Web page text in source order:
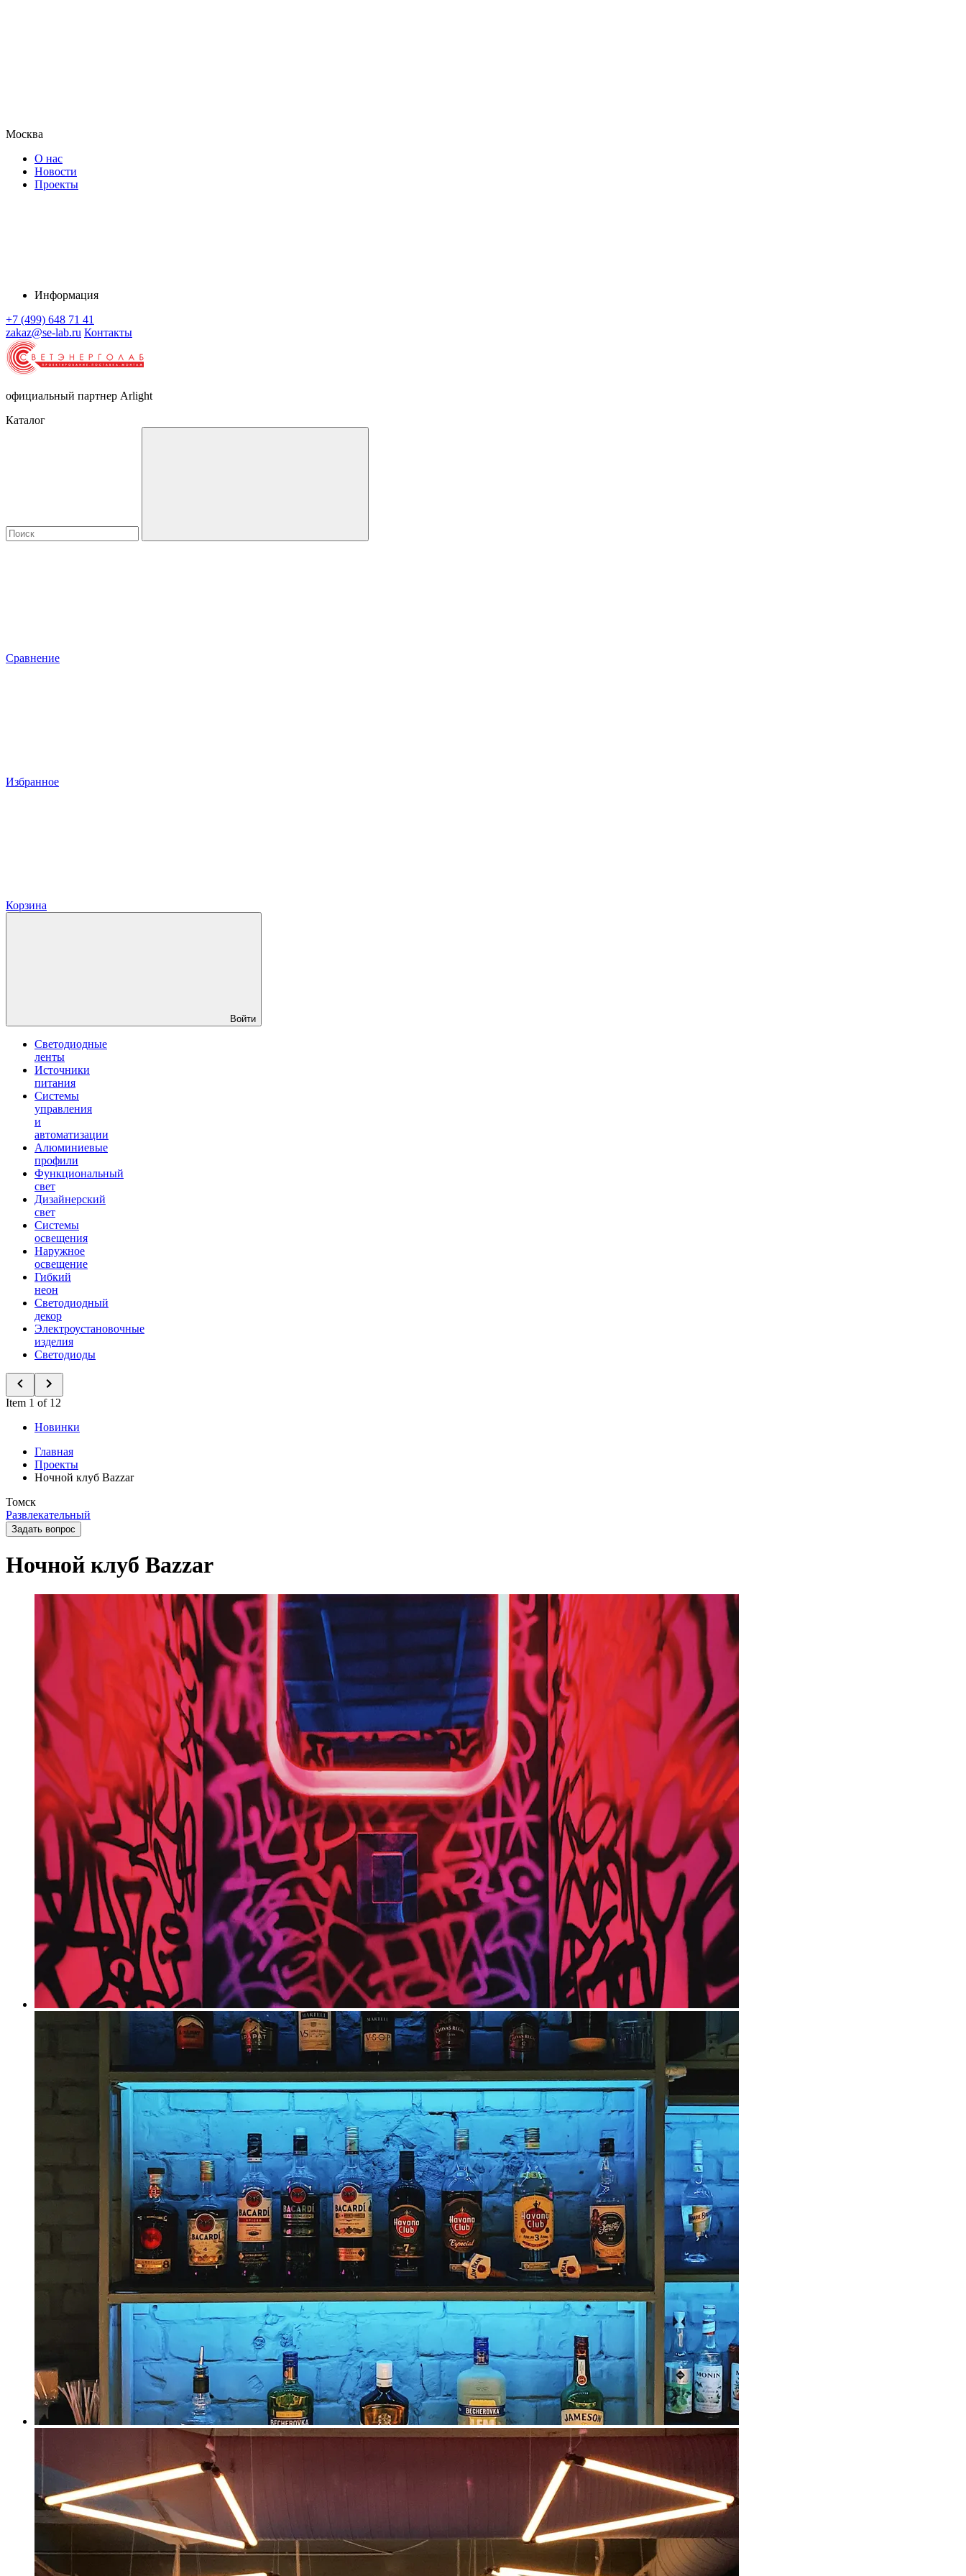
Москва
О нас
Новости
Проекты
Информация
+7 (499) 648 71 41
zakaz@se-lab.ru Контакты
официальный партнер Arlight
Каталог
Сравнение
Избранное
Корзина
Войти
Светодиодные
ленты
Источники
питания
Системы
управления
и
автоматизации
Алюминиевые
профили
Функциональный
свет
Дизайнерский
свет
Системы
освещения
Наружное
освещение
Гибкий
неон
Светодиодный
декор
Электроустановочные
изделия
Светодиоды
Item 1 of 12
Новинки
Главная
Проекты
Ночной клуб Bazzar
Томск
Развлекательный
Задать вопрос
Ночной клуб Bazzar